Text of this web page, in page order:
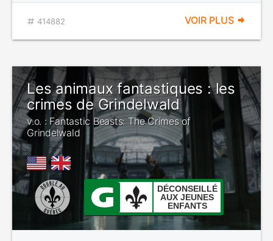
414882 VOIR PLUS
Les animaux fantastiques : les
crimes de Grindelwald
v.o. : Fantastic Beasts: The Crimes of
Grindelwald
DÉCONSEILLÉ
AUX JEUNES
ENFANTS